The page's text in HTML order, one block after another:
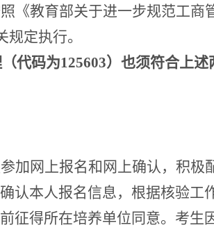
《教育部关于进一步规范工商
规定执行。
代码为125603）也须符合上述
加网上报名和网上确认，积极
认本人报名信息，根据核验工
征得所在培养单位同意。考生